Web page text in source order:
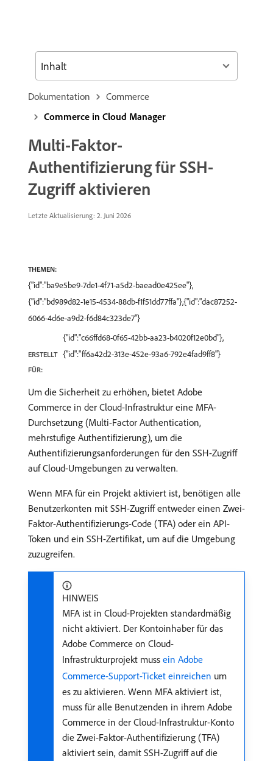
Dokumentation
Commerce
Commerce in Cloud Manager
Multi-Faktor-
Authentifizierung für SSH-
Zugriff aktivieren
Letzte Aktualisierung: 2. Juni 2026
THEMEN:
{"id":"ba9e5be9-7de1-4f71-a5d2-baead0e425ee"},
{"id":"bd989d82-1e15-4534-88db-f1f51dd77ffa"},{"id":"dac87252-
6066-4d6e-a9d2-f6d84c323de7"}
ERSTELLT
FÜR:
{"id":"c66ffd68-0f65-42bb-aa23-b4020f12e0bd"},
{"id":"ff6a42d2-313e-452e-93a6-792e4fad9ff8"}
Um die Sicherheit zu erhöhen, bietet Adobe
Commerce in der Cloud-Infrastruktur eine MFA-
Durchsetzung (Multi-Factor Authentication,
mehrstufige Authentifizierung), um die
Authentifizierungsanforderungen für den SSH-Zugriff
auf Cloud-Umgebungen zu verwalten.
Wenn MFA für ein Projekt aktiviert ist, benötigen alle
Benutzerkonten mit SSH-Zugriff entweder einen Zwei-
Faktor-Authentifizierungs-Code (TFA) oder ein API-
Token und ein SSH-Zertifikat, um auf die Umgebung
zuzugreifen.
HINWEIS
MFA ist in Cloud-Projekten standardmäßig
nicht aktiviert. Der Kontoinhaber für das
Adobe Commerce on Cloud-
Infrastrukturprojekt muss ein Adobe
Commerce-Support-Ticket einreichen um
es zu aktivieren. Wenn MFA aktiviert ist,
muss für alle Benutzenden in ihrem Adobe
Commerce in der Cloud-Infrastruktur-Konto
die Zwei-Faktor-Authentifizierung (TFA)
aktiviert sein, damit SSH-Zugriff auf die
Inhalt